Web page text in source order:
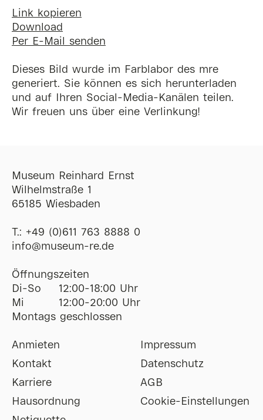
Link kopieren
Download
Per E-Mail senden
Dieses Bild wurde im Farblabor des mre
generiert. Sie können es sich herunterladen
und auf Ihren Social-Media-Kanälen teilen.
Wir freuen uns über eine Verlinkung!
Museum Reinhard Ernst
Wilhelmstraße 1
65185 Wiesbaden
T.: +49 (0)611 763 8888 0
ofni@museum-re de
Öffnungszeiten
Di-So
12:00-18:00 Uhr
Mi
12:00-20:00 Uhr
Montags geschlossen
Anmieten
Kontakt
Karriere
Hausordnung
Impressum
Datenschutz
AGB
Cookie-Einstellungen